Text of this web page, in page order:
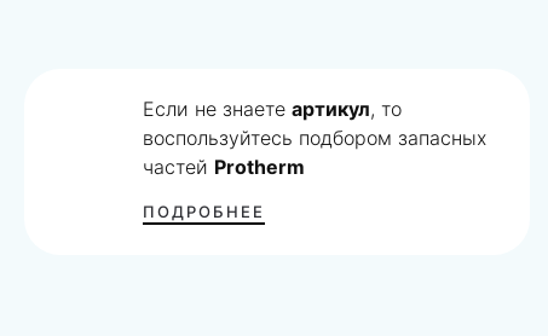
Если не знаетеартикул, то
воспользуйтесь подбором запасных
частей Protherm
ПОДРОБНЕЕ